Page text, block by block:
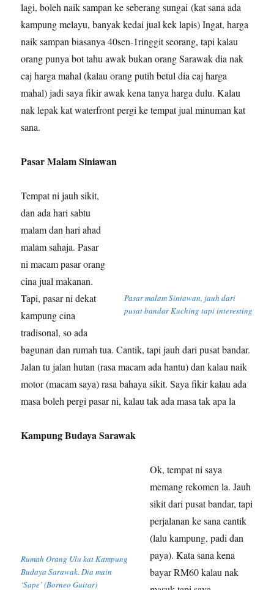
lagi, boleh naik sampan ke seberang sungai (kat sana ada
kampung melayu, banyak kedai jual kek lapis) Ingat, harga
naik sampan biasanya 40sen-1ringgit seorang, tapi kalau
orang punya bot tahu awak bukan orang Sarawak dia nak
caj harga mahal (kalau orang putih betul dia caj harga
mahal) jadi saya fikir awak kena tanya harga dulu. Kalau
nak lepak kat waterfront pergi ke tempat jual minuman kat
sana.
Pasar Malam Siniawan
Pasar malam Siniawan, jauh dari
pusat bandar Kuching tapi interesting
Tempat ni jauh sikit,
dan ada hari sabtu
malam dan hari ahad
malam sahaja. Pasar
ni macam pasar orang
cina jual makanan.
Tapi, pasar ni dekat
kampung cina
tradisonal, so ada
bagunan dan rumah tua. Cantik, tapi jauh dari pusat bandar.
Jalan tu jalan hutan (rasa macam ada hantu) dan kalau naik
motor (macam saya) rasa bahaya sikit. Saya fikir kalau ada
masa boleh pergi pasar ni, kalau tak ada masa tak apa la
Kampung Budaya Sarawak
Rumah Orang Ulu kat Kampung
Budaya Sarawak. Dia main
‘Sape’ (Borneo Guitar)
Ok, tempat ni saya
memang rekomen la. Jauh
sikit dari pusat bandar, tapi
perjalanan ke sana cantik
(lalu kampung, padi dan
paya). Kata sana kena
bayar RM60 kalau nak